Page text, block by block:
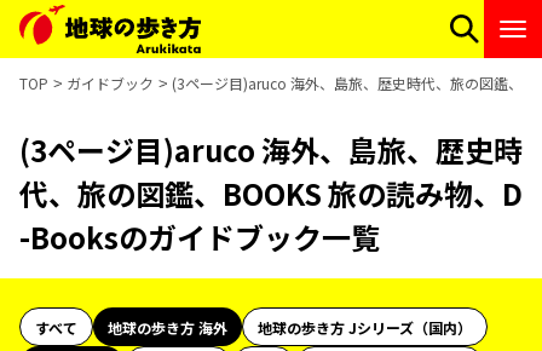
TOP ガイドブック (3ページ目)aruco 海外、島旅、歴史時代、旅の図鑑、
(3ページ目)aruco 海外、島旅、歴史時
代、旅の図鑑、BOOKS 旅の読み物、D
-Booksのガイドブック一覧
すべて 地球の歩き方 海外
地球の歩き方 Jシリーズ（国内）